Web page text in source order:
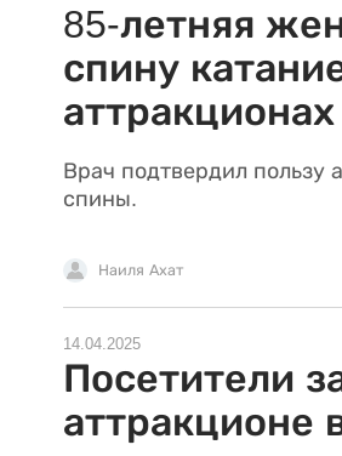
85-летняя
спину
Врач подтвердил пользу
спины.
Наиля Ахат
14.04.2025
Посетители
аттракционе